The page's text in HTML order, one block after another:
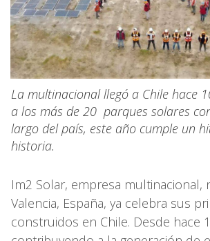
La multinacional llegó a Chile hace
a los más de 20 parques solares
largo del país, este año cumple un
historia.
Im2 Solar, empresa multinacional,
Valencia, España, ya celebra sus
construidos en Chile. Desde hace